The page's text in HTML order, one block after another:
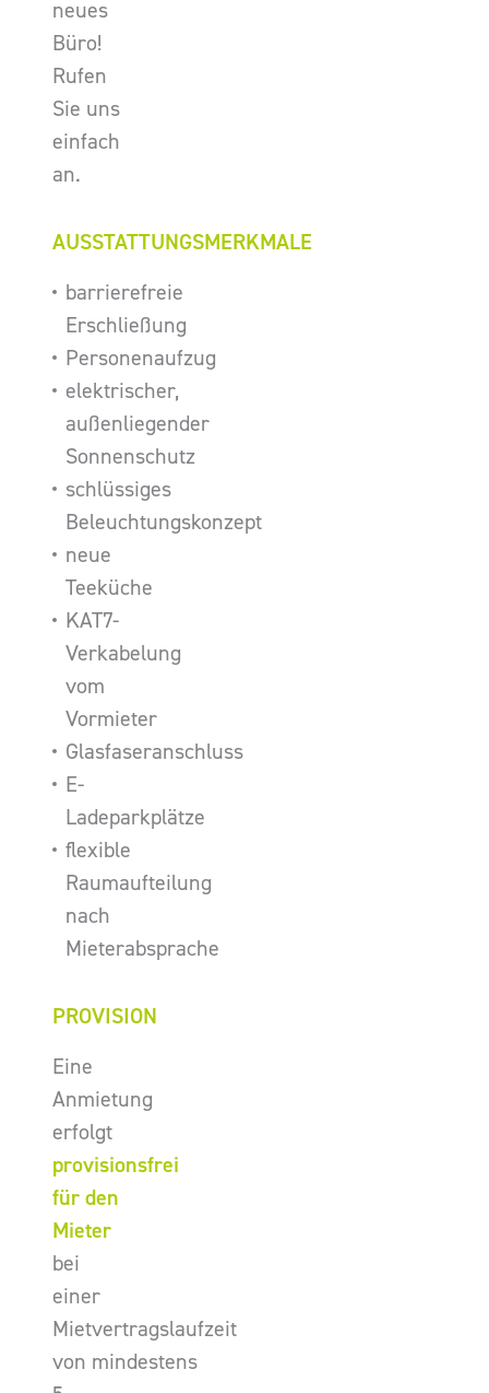
neues
Büro!
Rufen
Sie uns
einfach
an.
AUSSTATTUNGSMERKMALE
barrierefreie
Erschließung
Personenaufzug
elektrischer,
außenliegender
Sonnenschutz
schlüssiges
Beleuchtungskonzept
neue
Teeküche
KAT7-
Verkabelung
vom
Vormieter
Glasfaseranschluss
E-
Ladeparkplätze
flexible
Raumaufteilung
nach
Mieterabsprache
PROVISION
Eine
Anmietung
erfolgt
provisionsfrei
für den
Mieter
bei
einer
Mietvertragslaufzeit
von mindestens